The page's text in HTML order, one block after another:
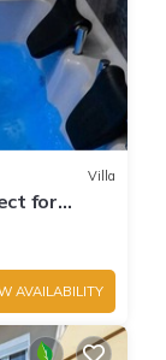
Villa
for
AVAILABILITY